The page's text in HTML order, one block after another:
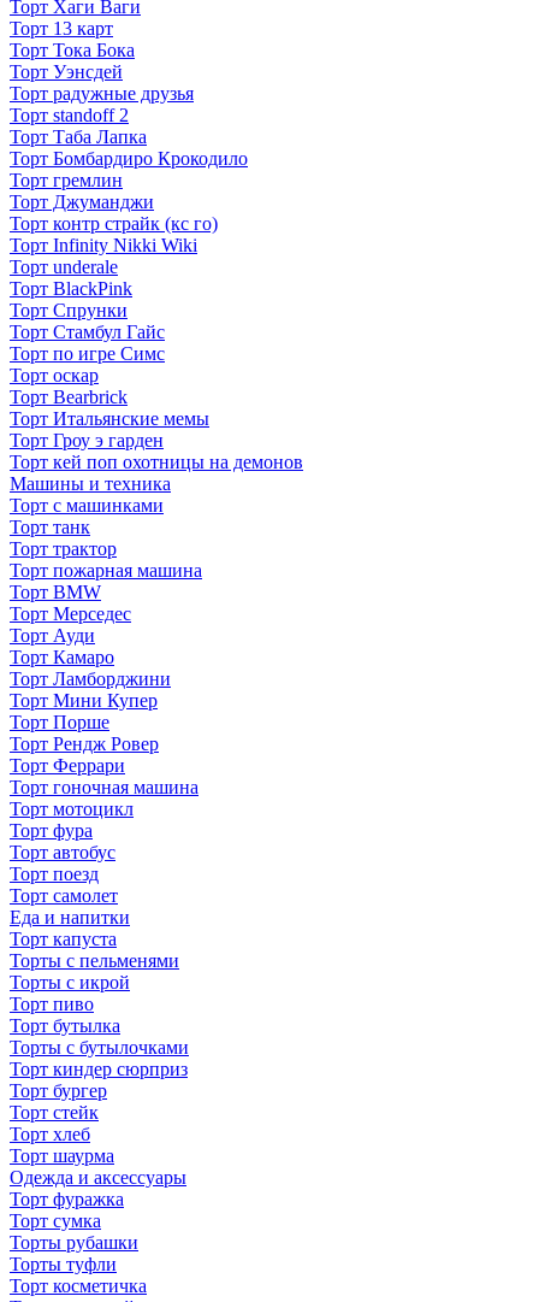
Торт Хаги Ваги
Торт 13 карт
Торт Тока Бока
Торт Уэнсдей
Торт радужные друзья
Торт standoff 2
Торт Таба Лапка
Торт Бомбардиро Крокодило
Торт гремлин
Торт Джуманджи
Торт контр страйк (кс го)
Торт Infinity Nikki Wiki
Торт underale
Торт BlackPink
Торт Спрунки
Торт Стамбул Гайс
Торт по игре Симс
Торт оскар
Торт Bearbrick
Торт Итальянские мемы
Торт Гроу э гарден
Торт кей поп охотницы на демонов
Машины и техника
Торт с машинками
Торт танк
Торт трактор
Торт пожарная машина
Торт BMW
Торт Мерседес
Торт Ауди
Торт Камаро
Торт Ламборджини
Торт Мини Купер
Торт Порше
Торт Рендж Ровер
Торт Феррари
Торт гоночная машина
Торт мотоцикл
Торт фура
Торт автобус
Торт поезд
Торт самолет
Еда и напитки
Торт капуста
Торты с пельменями
Торты с икрой
Торт пиво
Торт бутылка
Торты с бутылочками
Торт киндер сюрприз
Торт бургер
Торт стейк
Торт хлеб
Торт шаурма
Одежда и аксессуары
Торт фуражка
Торт сумка
Торты рубашки
Торты туфли
Торт косметичка